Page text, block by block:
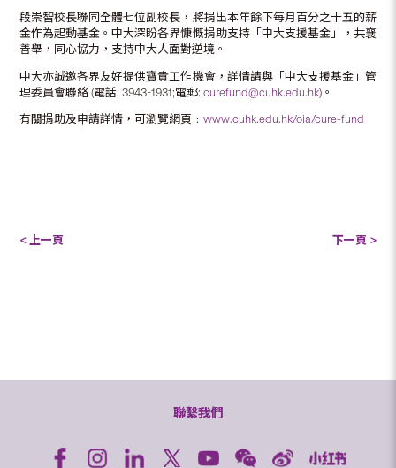
段崇智校長聯同全體七位副校長，將捐出本年餘下每月百分之十五的薪
金作為起動基金。中大深盼各界慷慨捐助支持「中大支援基金」，共襄
善舉，同心協力，支持中大人面對逆境。
中大亦誠邀各界友好提供寶貴工作機會，詳情請與「中大支援基金」管
理委員會聯絡 (電話: 3943-1931;電郵:curefund@cuhk.edu.hk)。
有關捐助及申請詳情，可瀏覽網頁﹕www.cuhk.edu.hk/oia/cure-fund
< 上一頁 下一頁 >
聯繫我們